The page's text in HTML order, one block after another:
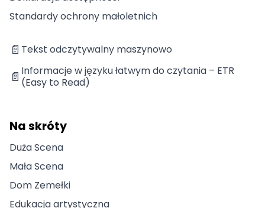
Standardy ochrony małoletnich
📄 Tekst odczytywalny maszynowo
📄 Informacje w języku łatwym do czytania – ETR
(Easy to Read)
Na skróty
Duża Scena
Mała Scena
Dom Zemełki
Edukacja artystyczna